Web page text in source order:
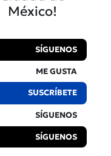
México!
SÍGUENOS
ME GUSTA
SUSCRÍBETE
SÍGUENOS
SÍGUENOS